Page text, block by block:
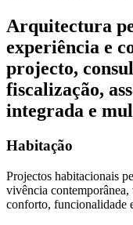
Arquitectura
experiência e
projecto,
fiscalização,
integrada e
Habitação
Projectos habitacionais
vivência
conforto, funcionalidade